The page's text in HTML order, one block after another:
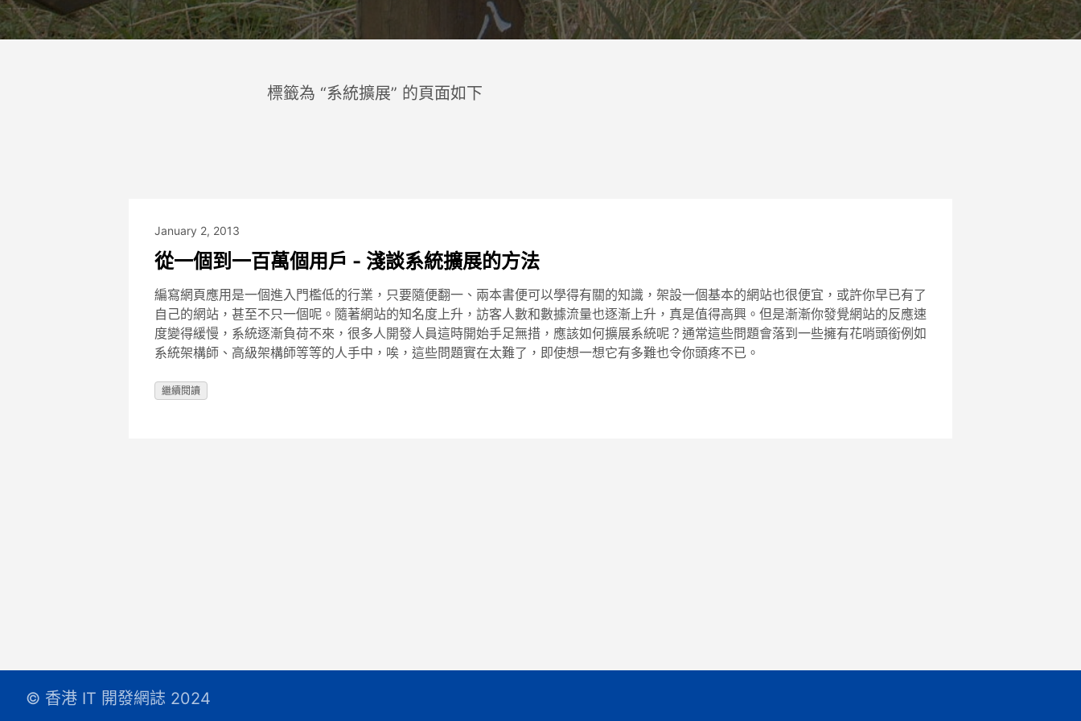
標籤為 “系統擴展” 的頁面如下
January 2, 2013
從一個到一百萬個用戶 - 淺談系統擴展的方法
編寫網頁應用是一個進入門檻低的行業，只要隨便翻一、兩本書便可以學得有關的知識，架設一個基本的網站也很便宜，或許你早已有了
自己的網站，甚至不只一個呢。隨著網站的知名度上升，訪客人數和數據流量也逐漸上升，真是值得高興。但是漸漸你發覺網站的反應速
度變得緩慢，系統逐漸負荷不來，很多人開發人員這時開始手足無措，應該如何擴展系統呢？通常這些問題會落到一些擁有花哨頭銜例如
系統架構師、高級架構師等等的人手中，唉，這些問題實在太難了，即使想一想它有多難也令你頭疼不已。
繼續閱讀
© 香港 IT 開發網誌 2024